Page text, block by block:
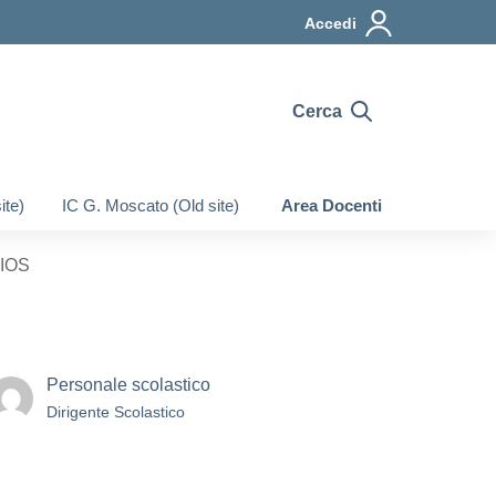
Accedi
Cerca
IC G. Moscato (Old site) Area Docenti
Personale scolastico
Dirigente Scolastico